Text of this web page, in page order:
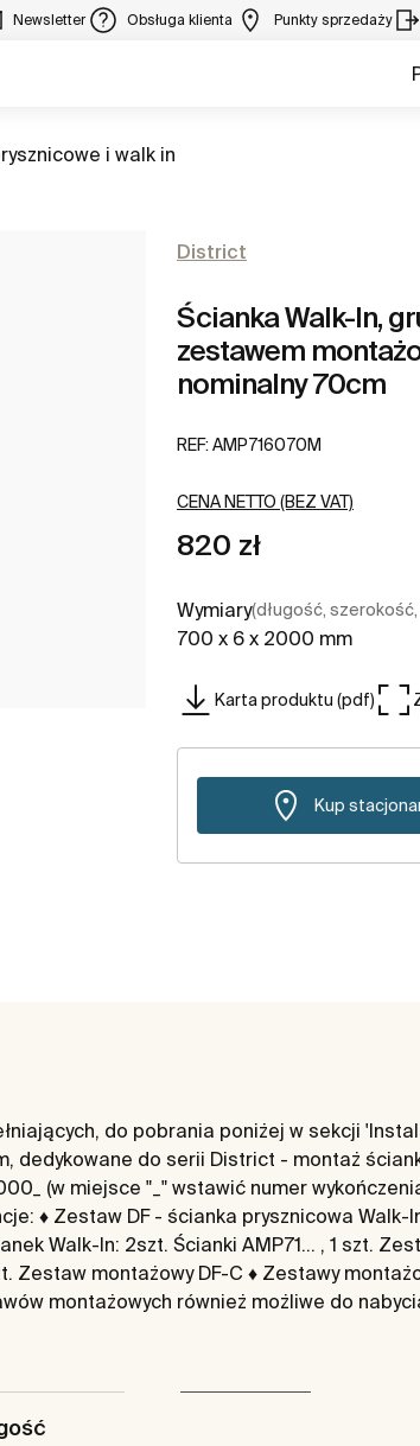
Newsletter Obsługa klienta Punkty sprzedaży
i walk in
District
Ścianka Walk-In,
zestawem
nominalny 70cm
REF: AMP716070M
CENA NETTO (BEZ VAT)
820 zł
Wymiary(długość,
700 x 6 x 2000 mm
Karta produktu (pdf)
Kup
do pobrania poniżej w sekcji
dedykowane do serii District - montaż
(w miejsce "_" wstawić numer
♦ Zestaw DF - ścianka prysznicowa Walk-
Walk-In: 2szt. Ścianki AMP71... , 1 szt.
Zestaw montażowy DF-C ♦ Zestawy
montażowych również możliwe do